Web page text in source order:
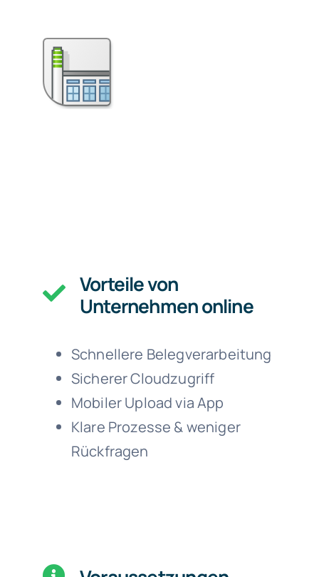
Vorteile von
Unternehmen online
Schnellere Belegverarbeitung
Sicherer Cloudzugriff
Mobiler Upload via App
Klare Prozesse & weniger
Rückfragen